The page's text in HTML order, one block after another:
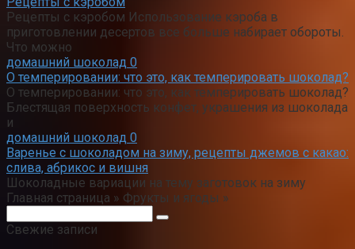
Рецепты с кэробом Использование кэроба в
приготовлении десертов все больше набирает обороты.
Что можно
домашний шоколад 0
О темперировании: что это, как темперировать шоколад?
О темперировании: что это, как темперировать шоколад?
Блестящая поверхность конфет, украшения из шоколада
и
домашний шоколад 0
Варенье с шоколадом на зиму, рецепты джемов с какао:
слива, абрикос и вишня
Шоколадные вариации на тему заготовок на зиму
Главная страница » Фрукты и ягоды »
Свежие записи